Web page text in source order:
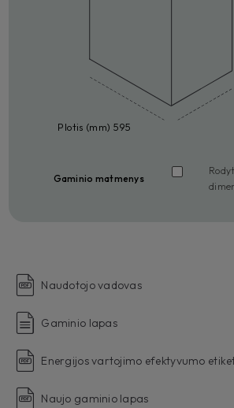
Plotis (mm) 595
Gaminio matmenys
Naudotojo vadovas
Gaminio lapas
Energijos vartojimo efektyvumo
Naujo gaminio lapas